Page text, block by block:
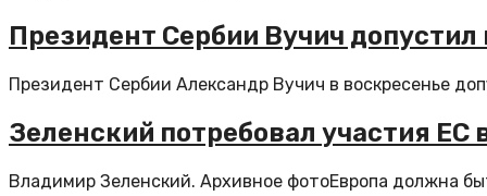
Президент Сербии Вучич
Президент Сербии Александр Вучич в воскресенье
Зеленский потребовал участия ЕС
Владимир Зеленский. Архивное фотоЕвропа должна